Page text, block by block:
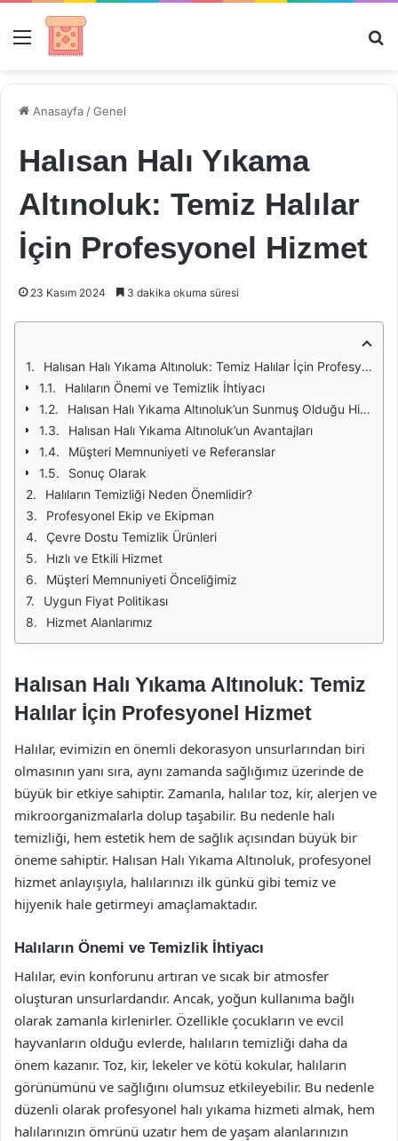
Menü
Anasayfa /Genel
Halısan Halı Yıkama
Altınoluk: Temiz Halılar
İçin Profesyonel Hizmet
23 Kasım 2024 3 dakika okuma süresi
Halısan Halı Yıkama Altınoluk: Temiz Halılar İçin Profesyonel Hizmet
Halıların Önemi ve Temizlik İhtiyacı
Halısan Halı Yıkama Altınoluk’un Sunmuş Olduğu Hizmetler
Halısan Halı Yıkama Altınoluk’un Avantajları
Müşteri Memnuniyeti ve Referanslar
Sonuç Olarak
Halıların Temizliği Neden Önemlidir?
Profesyonel Ekip ve Ekipman
Çevre Dostu Temizlik Ürünleri
Hızlı ve Etkili Hizmet
Müşteri Memnuniyeti Önceliğimiz
Uygun Fiyat Politikası
Hizmet Alanlarımız
Halısan Halı Yıkama Altınoluk: Temiz
Halılar İçin Profesyonel Hizmet
Halılar, evimizin en önemli dekorasyon unsurlarından biri
olmasının yanı sıra, aynı zamanda sağlığımız üzerinde de
büyük bir etkiye sahiptir. Zamanla, halılar toz, kir, alerjen ve
mikroorganizmalarla dolup taşabilir. Bu nedenle halı
temizliği, hem estetik hem de sağlık açısından büyük bir
öneme sahiptir. Halısan Halı Yıkama Altınoluk, profesyonel
hizmet anlayışıyla, halılarınızı ilk günkü gibi temiz ve
hijyenik hale getirmeyi amaçlamaktadır.
Halıların Önemi ve Temizlik İhtiyacı
Halılar, evin konforunu artıran ve sıcak bir atmosfer
oluşturan unsurlardandır. Ancak, yoğun kullanıma bağlı
olarak zamanla kirlenirler. Özellikle çocukların ve evcil
hayvanların olduğu evlerde, halıların temizliği daha da
önem kazanır. Toz, kir, lekeler ve kötü kokular, halıların
görünümünü ve sağlığını olumsuz etkileyebilir. Bu nedenle
düzenli olarak profesyonel halı yıkama hizmeti almak, hem
halılarınızın ömrünü uzatır hem de yaşam alanlarınızın